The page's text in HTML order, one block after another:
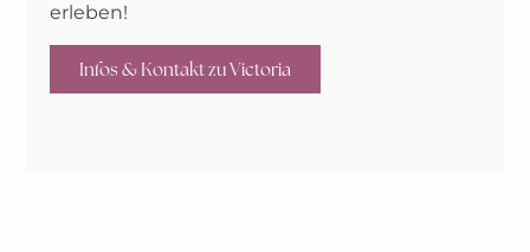
erleben!
Infos & Kontakt zu Victoria